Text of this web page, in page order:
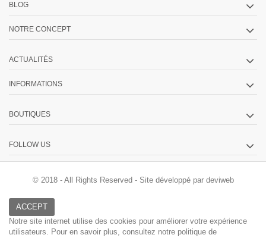
BLOG
NOTRE CONCEPT
ACTUALITÉS
INFORMATIONS
BOUTIQUES
FOLLOW US
© 2018 - All Rights Reserved - Site développé par deviweb
ACCEPT
Notre site internet utilise des cookies pour améliorer votre expérience
utilisateurs. Pour en savoir plus, consultez notre politique de